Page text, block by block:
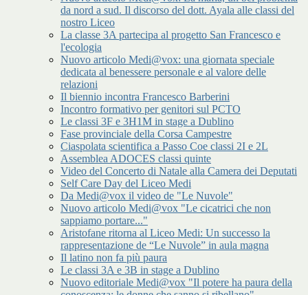
da nord a sud. Il discorso del dott. Ayala alle classi del
nostro Liceo
La classe 3A partecipa al progetto San Francesco e
l'ecologia
Nuovo articolo Medi@vox: una giornata speciale
dedicata al benessere personale e al valore delle
relazioni
Il biennio incontra Francesco Barberini
Incontro formativo per genitori sul PCTO
Le classi 3F e 3H1M in stage a Dublino
Fase provinciale della Corsa Campestre
Ciaspolata scientifica a Passo Coe classi 2I e 2L
Assemblea ADOCES classi quinte
Video del Concerto di Natale alla Camera dei Deputati
Self Care Day del Liceo Medi
Da Medi@vox il video de "Le Nuvole"
Nuovo articolo Medi@vox "Le cicatrici che non
sappiamo portare..."
Aristofane ritorna al Liceo Medi: Un successo la
rappresentazione de “Le Nuvole” in aula magna
Il latino non fa più paura
Le classi 3A e 3B in stage a Dublino
Nuovo editoriale Medi@vox "Il potere ha paura della